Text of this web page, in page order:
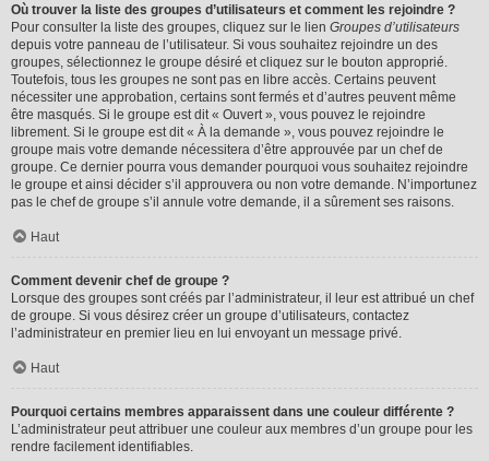
Où trouver la liste des groupes d’utilisateurs et comment les rejoindre ?
Pour consulter la liste des groupes, cliquez sur le lien Groupes d’utilisateurs
depuis votre panneau de l’utilisateur. Si vous souhaitez rejoindre un des
groupes, sélectionnez le groupe désiré et cliquez sur le bouton approprié.
Toutefois, tous les groupes ne sont pas en libre accès. Certains peuvent
nécessiter une approbation, certains sont fermés et d’autres peuvent même
être masqués. Si le groupe est dit « Ouvert », vous pouvez le rejoindre
librement. Si le groupe est dit « À la demande », vous pouvez rejoindre le
groupe mais votre demande nécessitera d’être approuvée par un chef de
groupe. Ce dernier pourra vous demander pourquoi vous souhaitez rejoindre
le groupe et ainsi décider s’il approuvera ou non votre demande. N’importunez
pas le chef de groupe s’il annule votre demande, il a sûrement ses raisons.
Haut
Comment devenir chef de groupe ?
Lorsque des groupes sont créés par l’administrateur, il leur est attribué un chef
de groupe. Si vous désirez créer un groupe d’utilisateurs, contactez
l’administrateur en premier lieu en lui envoyant un message privé.
Haut
Pourquoi certains membres apparaissent dans une couleur différente ?
L’administrateur peut attribuer une couleur aux membres d’un groupe pour les
rendre facilement identifiables.